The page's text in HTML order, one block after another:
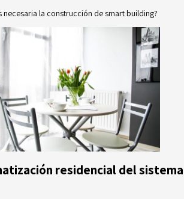
necesaria la construcción de smart building?
residencial del sistema